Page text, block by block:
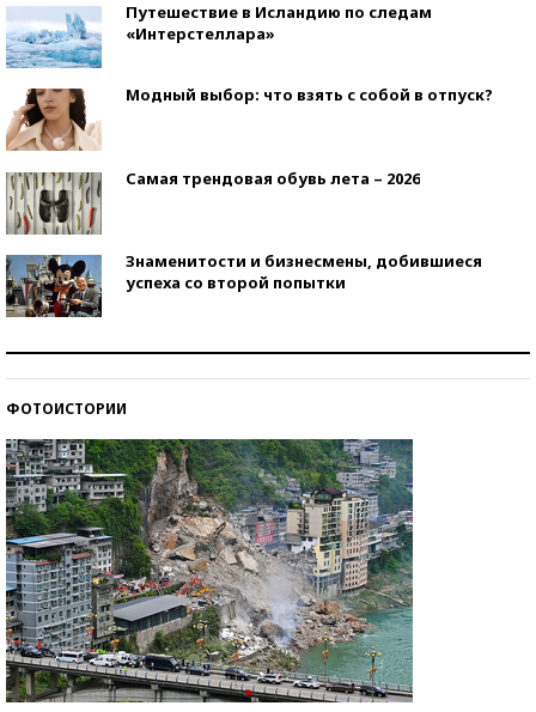
Путешествие в Исландию по следам
«Интерстеллара»
Модный выбор: что взять с собой в отпуск?
Самая трендовая обувь лета – 2026
Знаменитости и бизнесмены, добившиеся
успеха со второй попытки
ФОТОИСТОРИИ